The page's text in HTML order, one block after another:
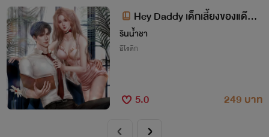
Hey Daddy เด็กเลี้ยงของแด๊ดดี้
#ไคเรนอัยลิสา
รินน้ำชา
อีโรติก
5.0 249 บาท